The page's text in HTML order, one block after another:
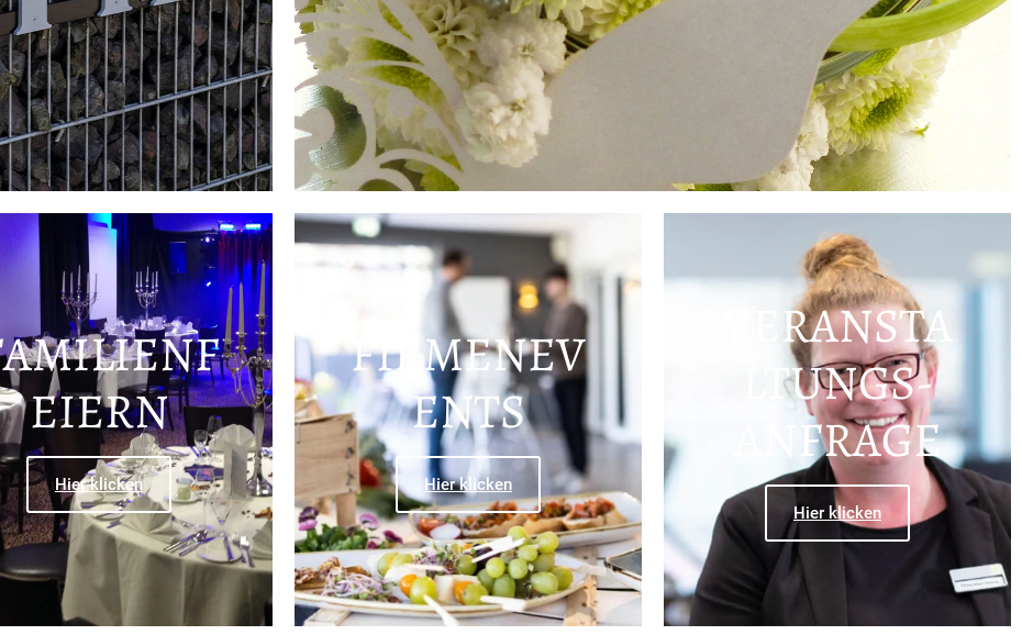
EIERN
Hier klicken
FIRMENEV
ENTS
Hier klicken
VERANSTA
LTUNGS-
ANFRAGE
Hier klicken